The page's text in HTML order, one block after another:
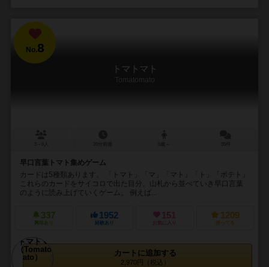
No.8
トマトマト
Tomatomato
早口言葉トマト集めゲーム
カードは5種類あります。 「トマト」「マ」「マト」「ト」「ポテト」
これらのカードをサイコロで出た目分、山札から並べていき早口言葉
のように読み上げていくゲーム。 例えば...
337
興味あり
1952
経験あり
151
お気に入り
1209
持ってる
カートに追加する
2,970円（税込）